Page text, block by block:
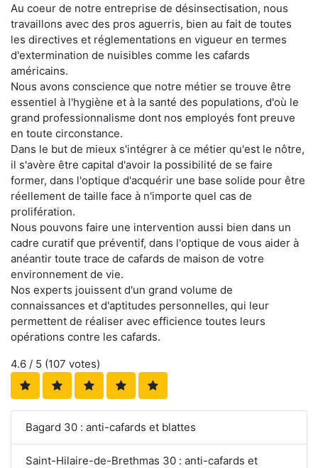
Au coeur de notre entreprise de désinsectisation, nous
travaillons avec des pros aguerris, bien au fait de toutes
les directives et réglementations en vigueur en termes
d'extermination de nuisibles comme les cafards
américains.
Nous avons conscience que notre métier se trouve être
essentiel à l'hygiène et à la santé des populations, d'où le
grand professionnalisme dont nos employés font preuve
en toute circonstance.
Dans le but de mieux s'intégrer à ce métier qu'est le nôtre,
il s'avère être capital d'avoir la possibilité de se faire
former, dans l'optique d'acquérir une base solide pour être
réellement de taille face à n'importe quel cas de
prolifération.
Nous pouvons faire une intervention aussi bien dans un
cadre curatif que préventif, dans l'optique de vous aider à
anéantir toute trace de cafards de maison de votre
environnement de vie.
Nos experts jouissent d'un grand volume de
connaissances et d'aptitudes personnelles, qui leur
permettent de réaliser avec efficience toutes leurs
opérations contre les cafards.
4.6 / 5 (107 votes)
Bagard 30 : anti-cafards et blattes
Saint-Hilaire-de-Brethmas 30 : anti-cafards et